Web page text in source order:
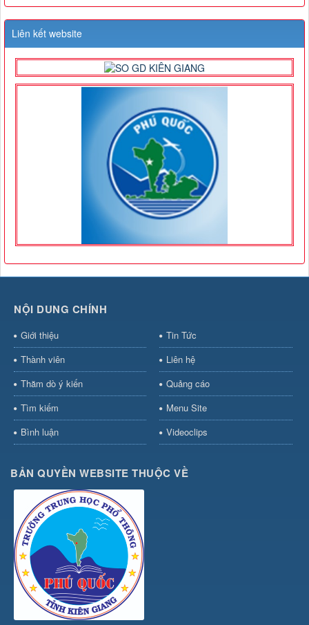
Liên kết website
NỘI DUNG CHÍNH
Giới thiệu
Tin Tức
Thành viên
Liên hệ
Thăm dò ý kiến
Quảng cáo
Tìm kiếm
Menu Site
Bình luận
Videoclips
BẢN QUYỀN WEBSITE THUỘC VỀ